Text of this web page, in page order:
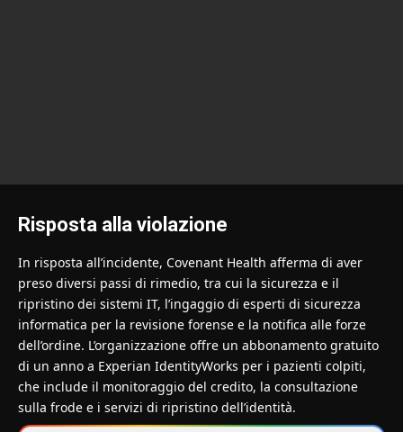
Risposta alla violazione
In risposta all’incidente, Covenant Health afferma di aver
preso diversi passi di rimedio, tra cui la sicurezza e il
ripristino dei sistemi IT, l’ingaggio di esperti di sicurezza
informatica per la revisione forense e la notifica alle forze
dell’ordine. L’organizzazione offre un abbonamento gratuito
di un anno a Experian IdentityWorks per i pazienti colpiti,
che include il monitoraggio del credito, la consultazione
sulla frode e i servizi di ripristino dell’identità.